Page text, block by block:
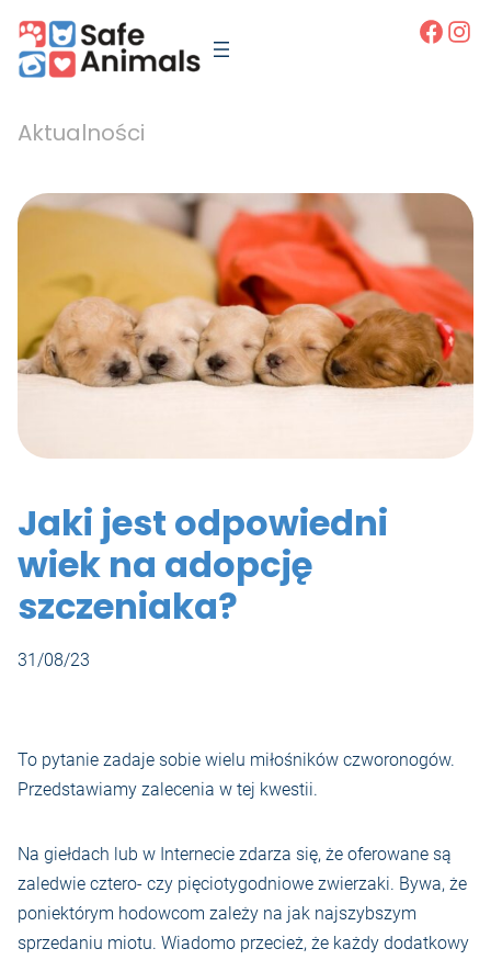
Aktualności
Jaki jest odpowiedni
wiek na adopcję
szczeniaka?
31/08/23
To pytanie zadaje sobie wielu miłośników czworonogów.
Przedstawiamy zalecenia w tej kwestii.
Na giełdach lub w Internecie zdarza się, że oferowane są
zaledwie cztero- czy pięciotygodniowe zwierzaki. Bywa, że
poniektórym hodowcom zależy na jak najszybszym
sprzedaniu miotu. Wiadomo przecież, że każdy dodatkowy